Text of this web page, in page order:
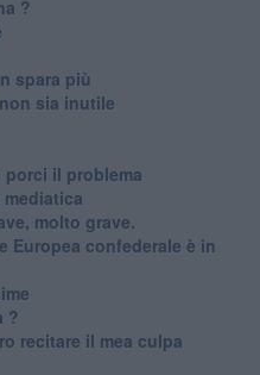
?
spara più
sia inutile
il problema
molto grave.
Europea confederale è in
?
recitare il mea culpa